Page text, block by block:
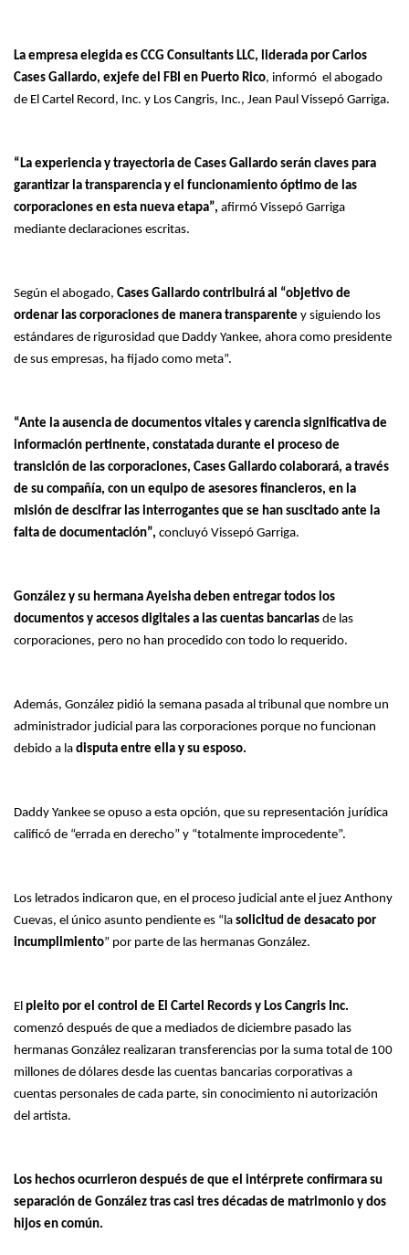
La empresa elegida es CCG Consultants LLC, liderada por Carlos
Cases Gallardo, exjefe del FBI en Puerto Rico, informó el abogado
de El Cartel Record, Inc. y Los Cangris, Inc., Jean Paul Vissepó Garriga.
“La experiencia y trayectoria de Cases Gallardo serán claves para
garantizar la transparencia y el funcionamiento óptimo de las
corporaciones en esta nueva etapa”, afirmó Vissepó Garriga
mediante declaraciones escritas.
Según el abogado, Cases Gallardo contribuirá al “objetivo de
ordenar las corporaciones de manera transparente y siguiendo los
estándares de rigurosidad que Daddy Yankee, ahora como presidente
de sus empresas, ha fijado como meta”.
“Ante la ausencia de documentos vitales y carencia significativa de
información pertinente, constatada durante el proceso de
transición de las corporaciones, Cases Gallardo colaborará, a través
de su compañía, con un equipo de asesores financieros, en la
misión de descifrar las interrogantes que se han suscitado ante la
falta de documentación”, concluyó Vissepó Garriga.
González y su hermana Ayeisha deben entregar todos los
documentos y accesos digitales a las cuentas bancarias de las
corporaciones, pero no han procedido con todo lo requerido.
Además, González pidió la semana pasada al tribunal que nombre un
administrador judicial para las corporaciones porque no funcionan
debido a la disputa entre ella y su esposo.
Daddy Yankee se opuso a esta opción, que su representación jurídica
calificó de “errada en derecho” y “totalmente improcedente”.
Los letrados indicaron que, en el proceso judicial ante el juez Anthony
Cuevas, el único asunto pendiente es “la solicitud de desacato por
incumplimiento” por parte de las hermanas González.
El pleito por el control de El Cartel Records y Los Cangris Inc.
comenzó después de que a mediados de diciembre pasado las
hermanas González realizaran transferencias por la suma total de 100
millones de dólares desde las cuentas bancarias corporativas a
cuentas personales de cada parte, sin conocimiento ni autorización
del artista.
Los hechos ocurrieron después de que el intérprete confirmara su
separación de González tras casi tres décadas de matrimonio y dos
hijos en común.